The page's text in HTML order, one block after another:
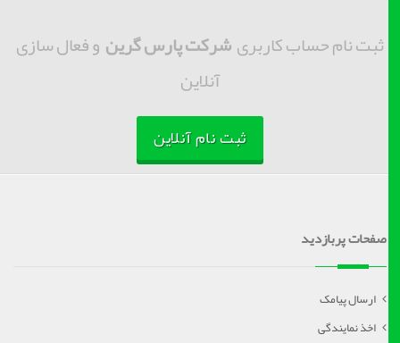
ثبت نام حساب کاربریشرکت پارس گرینو فعال سازی
آنلاین
ثبت نام آنلاین
صفحات پربازدید
ارسال پیامک
اخذ نمایندگی